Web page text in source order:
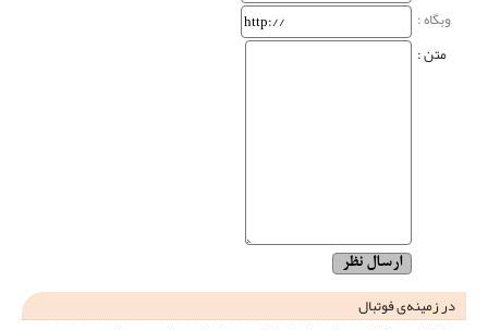
وبگاه‌ :
متن :
در زمینه‌ی فوتبال